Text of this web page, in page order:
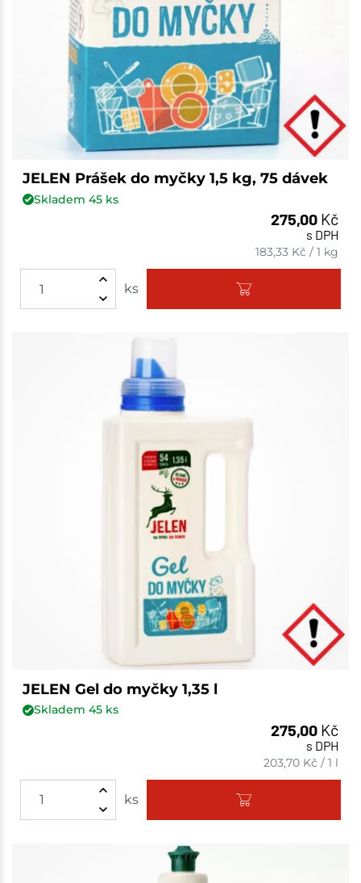
JELEN Prášek do myčky 1,5 kg, 75 dávek
Skladem 45ks
275,00 Kč
s DPH
183,33 Kč /1 kg
ks
JELEN Gel do myčky 1,35 l
Skladem 45ks
275,00 Kč
s DPH
203,70 Kč /1 l
ks